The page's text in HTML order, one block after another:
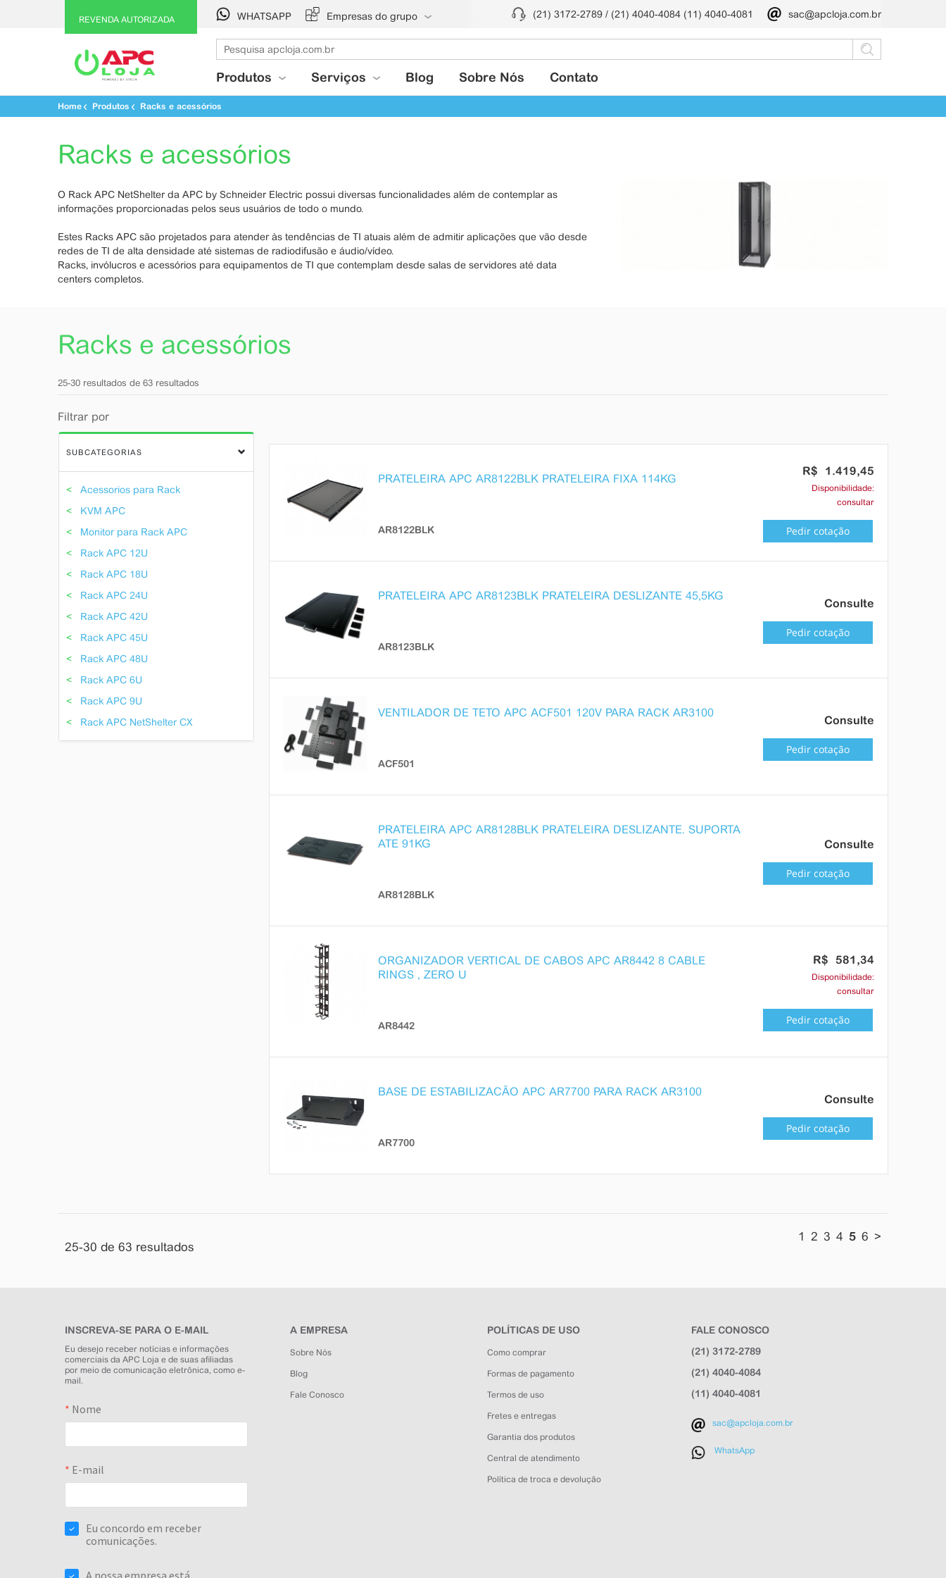
REVENDA AUTORIZADA WHATSAPP Empresas do grupo (21) 3172-2789 / (21) 4040-4084 (11) 4040-4081 sac@apcloja.com.br
Produtos Serviços Blog Sobre Nós Contato
Home Produtos Racks e acessórios
Racks e acessórios
O Rack APC NetShelter da APC by Schneider Electric possui diversas funcionalidades além de contemplar as
informações proporcionadas pelos seus usuários de todo o mundo.
Estes Racks APC são projetados para atender às tendências de TI atuais além de admitir aplicações que vão desde
redes de TI de alta densidade até sistemas de radiodifusão e áudio/vídeo.
Racks, invólucros e acessórios para equipamentos de TI que contemplam desde salas de servidores até data
centers completos.
Racks e acessórios
25-30 resultados de 63 resultados
Filtrar por
SUBCATEGORIAS
Acessorios para Rack
KVM APC
Monitor para Rack APC
Rack APC 12U
Rack APC 18U
Rack APC 24U
Rack APC 42U
Rack APC 45U
Rack APC 48U
Rack APC 6U
Rack APC 9U
Rack APC NetShelter CX
PRATELEIRA APC AR8122BLK PRATELEIRA FIXA 114KG
AR8122BLK
R$ 1.419,45
Disponibilidade:
consultar
Pedir cotação
PRATELEIRA APC AR8123BLK PRATELEIRA DESLIZANTE 45,5KG
AR8123BLK
Consulte
Pedir cotação
VENTILADOR DE TETO APC ACF501 120V PARA RACK AR3100
ACF501
Consulte
Pedir cotação
PRATELEIRA APC AR8128BLK PRATELEIRA DESLIZANTE. SUPORTA
ATE 91KG
AR8128BLK
Consulte
Pedir cotação
ORGANIZADOR VERTICAL DE CABOS APC AR8442 8 CABLE
RINGS , ZERO U
AR8442
R$ 581,34
Disponibilidade:
consultar
Pedir cotação
BASE DE ESTABILIZACÃO APC AR7700 PARA RACK AR3100
AR7700
Consulte
Pedir cotação
25-30 de 63 resultados
1 2 3 4 5 6 >
INSCREVA-SE PARA O E-MAIL
Eu desejo receber notícias e informações
comerciais da APC Loja e de suas afiliadas
por meio de comunicação eletrônica, como e-
mail.
A EMPRESA
Sobre Nós
Blog
Fale Conosco
POLÍTICAS DE USO
Como comprar
Formas de pagamento
Termos de uso
Fretes e entregas
Garantia dos produtos
Central de atendimento
Política de troca e devolução
FALE CONOSCO
(21) 3172-2789
(21) 4040-4084
(11) 4040-4081
sac@apcloja.com.br
WhatsApp